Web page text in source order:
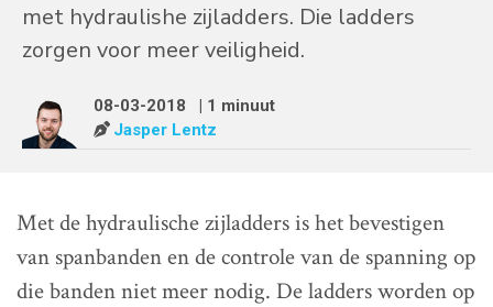
met hydraulishe zijladders. Die ladders
zorgen voor meer veiligheid.
08-03-2018
| 1 minuut
Jasper Lentz
Met de hydraulische zijladders is het bevestigen
van spanbanden en de controle van de spanning op
die banden niet meer nodig. De ladders worden op